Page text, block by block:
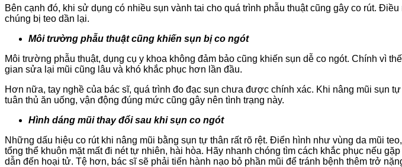
Bên cạnh đó, khi sử dụng có nhiều sụn vành tai cho quá trình phẫu thuật cũng gây co rút.
chúng bị teo dần lại.
Môi trường phẫu thuật cũng khiến sụn bị co ngót
Môi trường phẫu thuật, dụng cụ y khoa không đảm bảo cũng khiến sụn dễ co ngót. Chính vì
gian sửa lại mũi cũng lâu và khó khắc phục hơn lần đầu.
Hơn nữa, tay nghề của bác sĩ, quá trình đo đạc sụn chưa được chính xác. Khi nâng mũi sụn
tuân thủ ăn uống, vận động đúng mức cũng gây nên tình trạng này.
Hình dáng mũi thay đổi sau khi sụn co ngót
Những dấu hiệu co rút khi nâng mũi bằng sụn tự thân rất rõ rệt. Điển hình như vùng da mũi
tổng thể khuôn mặt mất đi nét tự nhiên, hài hòa. Hãy nhanh chóng tìm cách khắc phục nếu
dẫn đến hoại tử. Tệ hơn, bác sĩ sẽ phải tiến hành nạo bỏ phần mũi để tránh bệnh thêm trở